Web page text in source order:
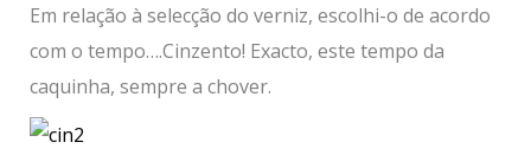
Em relação à selecção do verniz, escolhi-o de acordo
com o tempo….Cinzento! Exacto, este tempo da
caquinha, sempre a chover.